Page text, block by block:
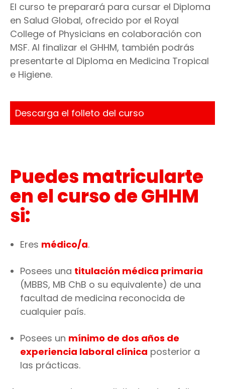
El curso te preparará para cursar el Diploma
en Salud Global, ofrecido por el Royal
College of Physicians en colaboración con
MSF. Al finalizar el GHHM, también podrás
presentarte al Diploma en Medicina Tropical
e Higiene.
Descarga el folleto del curso
Puedes matricularte
en el curso de GHHM
si:
Eres médico/a.
Posees una titulación médica primaria
(MBBS, MB ChB o su equivalente) de una
facultad de medicina reconocida de
cualquier país.
Posees un mínimo de dos años de
experiencia laboral clínica posterior a
las prácticas.